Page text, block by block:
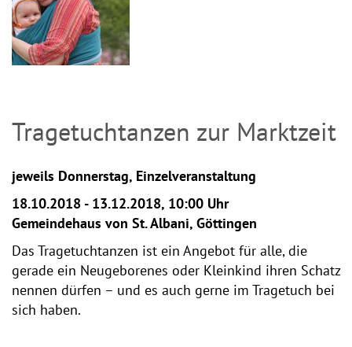
Tragetuchtanzen zur Marktzeit
jeweils Donnerstag, Einzelveranstaltung
18.10.2018 - 13.12.2018, 10:00 Uhr
Gemeindehaus von St. Albani, Göttingen
Das Tragetuchtanzen ist ein Angebot für alle, die
gerade ein Neugeborenes oder Kleinkind ihren Schatz
nennen dürfen – und es auch gerne im Tragetuch bei
sich haben.